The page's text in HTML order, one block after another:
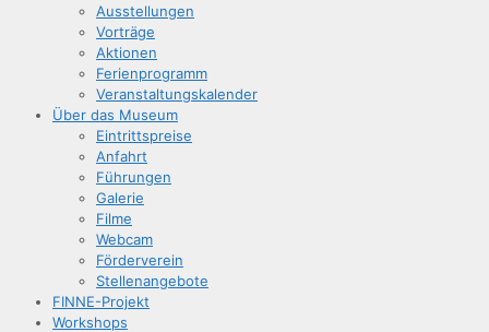
Aus­stel­lun­gen
Vor­trä­ge
Aktio­nen
Feri­en­pro­gramm
Ver­an­stal­tungs­ka­len­der
Über das Museum
Ein­tritts­prei­se
Anfahrt
Füh­run­gen
Gale­rie
Fil­me
Web­cam
För­der­ver­ein
Stel­len­an­ge­bo­te
FIN­­NE-Pro­­jekt
Work­shops